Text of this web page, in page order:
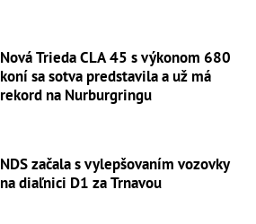
Nová Trieda CLA 45 s výkonom 680
koní sa sotva predstavila a už má
rekord na Nurburgringu
NDS začala s vylepšovaním vozovky
na diaľnici D1 za Trnavou